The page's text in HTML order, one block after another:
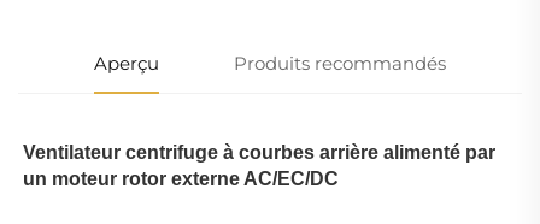
Aperçu Produits recommandés
Ventilateur centrifuge à courbes arrière alimenté par
un moteur rotor externe AC/EC/DC